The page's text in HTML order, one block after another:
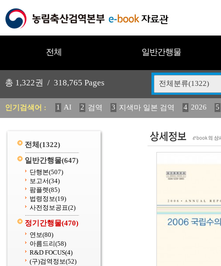
전체 일반간행물
총 1,322권 / 318,765 Pages 전체분류(1322)
인기검색어 : 1 AI 2 검역 3 지색마 일본 검역 4 2026
5
11 2025 12 중독성 식물 도감 13 媛 異 14
전체 (1322)
일반간행물(647)
단행본(507)
보고서(34)
팜플렛(85)
법령정보(19)
사전정보공표(2)
정기간행물(470)
연보(80)
아름드리(58)
R&D FOCUS(4)
(구)검역정보(52)